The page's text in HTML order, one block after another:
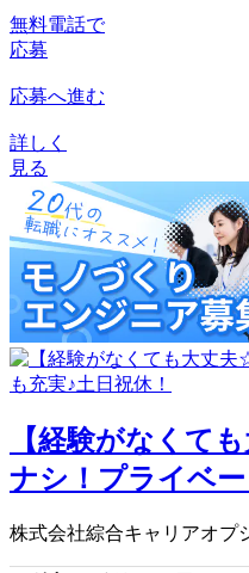
無料電話で
応募
応募へ進む
詳しく
見る
【経験がなくて
ナシ！プライベー
株式会社綜合キャリアオプ